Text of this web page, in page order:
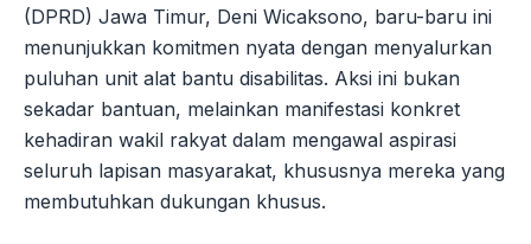
(DPRD) Jawa Timur, Deni Wicaksono, baru-baru ini
menunjukkan komitmen nyata dengan menyalurkan
puluhan unit alat bantu disabilitas. Aksi ini bukan
sekadar bantuan, melainkan manifestasi konkret
kehadiran wakil rakyat dalam mengawal aspirasi
seluruh lapisan masyarakat, khususnya mereka yang
membutuhkan dukungan khusus.